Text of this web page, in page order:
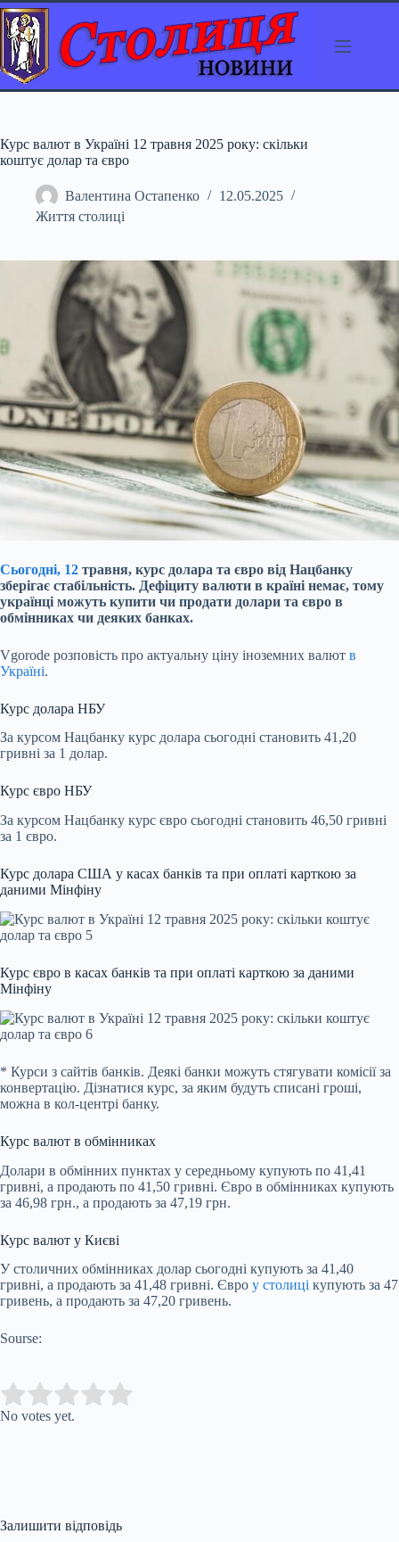
Перейти
до
вмісту
Курс валют в Україні 12 травня 2025 року: скільки
коштує долар та євро
Валентина Остапенко
12.05.2025
Життя столиці
Сьогодні, 12 травня, курс долара та євро від Нацбанку
зберігає стабільність. Дефіциту валюти в країні немає, тому
українці можуть купити чи продати долари та євро в
обмінниках чи деяких банках.
Vgorode розповість про актуальну ціну іноземних валют в
Україні.
Курс долара НБУ
За курсом Нацбанку курс долара сьогодні становить 41,20
гривні за 1 долар.
Курс євро НБУ
За курсом Нацбанку курс євро сьогодні становить 46,50 гривні
за 1 євро.
Курс долара США у касах банків та при оплаті карткою за
даними Мінфіну
Курс євро в касах банків та при оплаті карткою за даними
Мінфіну
* Курси з сайтів банків. Деякі банки можуть стягувати комісії за
конвертацію. Дізнатися курс, за яким будуть списані гроші,
можна в кол-центрі банку.
Курс валют в обмінниках
Долари в обмінних пунктах у середньому купують по 41,41
гривні, а продають по 41,50 гривні. Євро в обмінниках купують
за 46,98 грн., а продають за 47,19 грн.
Курс валют у Києві
У столичних обмінниках долар сьогодні купують за 41,40
гривні, а продають за 41,48 гривні. Євро у столиці купують за 47
гривень, а продають за 47,20 гривень.
Sourse:
Rate this item:
No votes yet.
Залишити відповідь